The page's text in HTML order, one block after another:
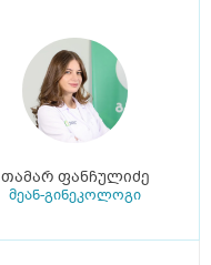
თამარ ფანჩულიძე
მეან-გინეკოლოგი